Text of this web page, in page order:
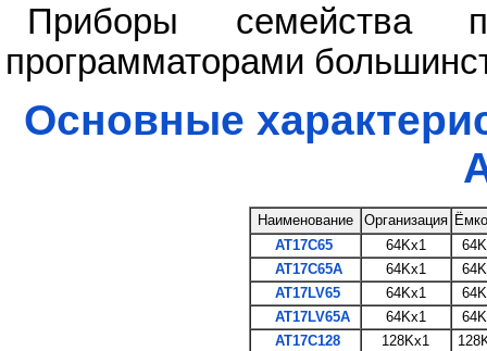
Приборы семейства
программаторами
Основные
Наименование Организация
AT17C65
64Kx1
AT17C65A
64Kx1
AT17LV65
64Kx1
AT17LV65A
64Kx1
AT17C128
128Kx1